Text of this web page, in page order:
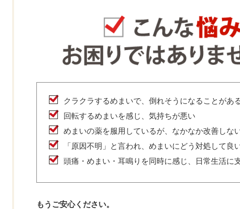
クラクラするめまいで、倒れそうになることがあ
回転するめまいを感じ、気持ちが悪い
めまいの薬を服用しているが、なかなか改善しな
「原因不明」と言われ、めまいにどう対処して良
頭痛・めまい・耳鳴りを同時に感じ、日常生活に
もうご安心ください。